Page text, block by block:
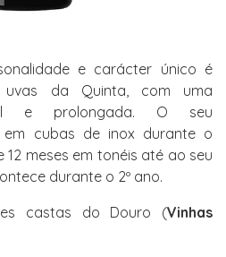
e carácter único é
uvas da Quinta, com uma
e prolongada. O seu
em cubas de inox durante o
meses em tonéis até ao seu
durante o 2º ano.
castas do Douro (Vinhas